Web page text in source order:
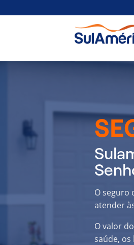
to
O seguro
atender
O valor
saúde,